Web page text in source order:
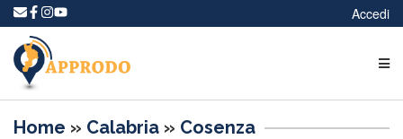
Accedi
Home » Calabria » Cosenza